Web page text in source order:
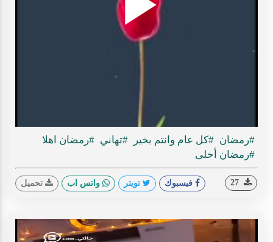
Play
#رمضان #كل عام وانتم بخير #تهاني #رمضان اهلا
#رمضان أحلى
فيسبوك تويتر واتس اب تحميل